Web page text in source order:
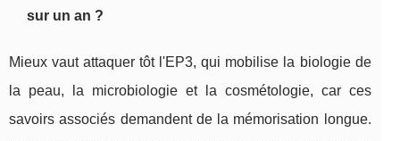
sur un an ?
Mieux vaut attaquer tôt l'EP3, qui mobilise la biologie de
la peau, la microbiologie et la cosmétologie, car ces
savoirs associés demandent de la mémorisation longue.